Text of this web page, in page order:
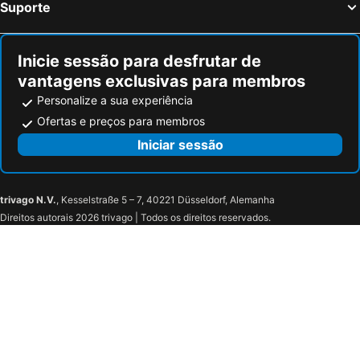
Suporte
Inicie sessão para desfrutar de
vantagens exclusivas para membros
Personalize a sua experiência
Ofertas e preços para membros
Iniciar sessão
trivago N.V., Kesselstraße 5 – 7, 40221 Düsseldorf, Alemanha
Direitos autorais 2026 trivago | Todos os direitos reservados.